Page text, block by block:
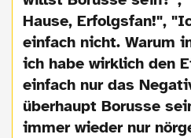
Hause, Erfolgsfan!",
einfach nicht. Warum
ich habe wirklich den
einfach nur das
überhaupt Borusse
immer wieder nur